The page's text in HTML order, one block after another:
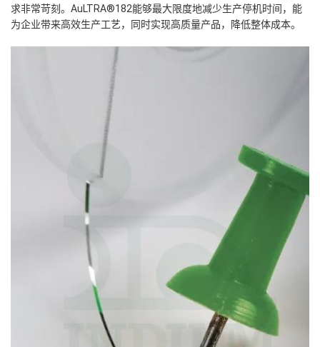
求非常苛刻。AuLTRA®182能够最大限度地减少生产停机时间，能
为企业带来高效生产工艺，同时实现高质量产品，降低整体成本。